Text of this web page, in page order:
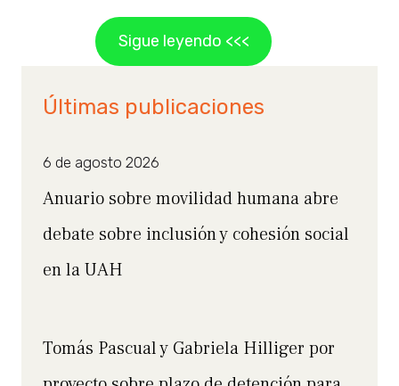
Sigue leyendo <<<
Últimas publicaciones
6 de agosto 2026
Anuario sobre movilidad humana abre
debate sobre inclusión y cohesión social
en la UAH
Tomás Pascual y Gabriela Hilliger por